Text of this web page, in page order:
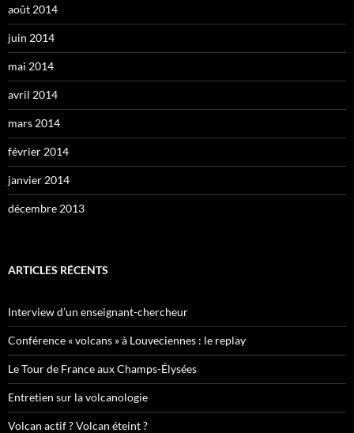
août 2014
juin 2014
mai 2014
avril 2014
mars 2014
février 2014
janvier 2014
décembre 2013
ARTICLES RÉCENTS
Interview d’un enseignant-chercheur
Conférence « volcans » à Louveciennes : le replay
Le Tour de France aux Champs-Élysées
Entretien sur la volcanologie
Volcan actif ? Volcan éteint ?